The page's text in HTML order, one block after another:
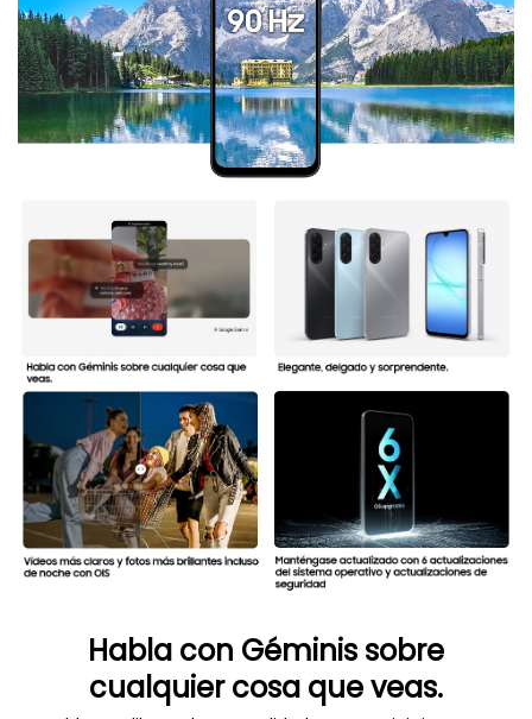
Habla con Géminis sobre
cualquier cosa que veas.